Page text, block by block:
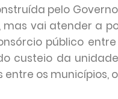
pelo
mas vai atender a
público
custeio da
os municípios,